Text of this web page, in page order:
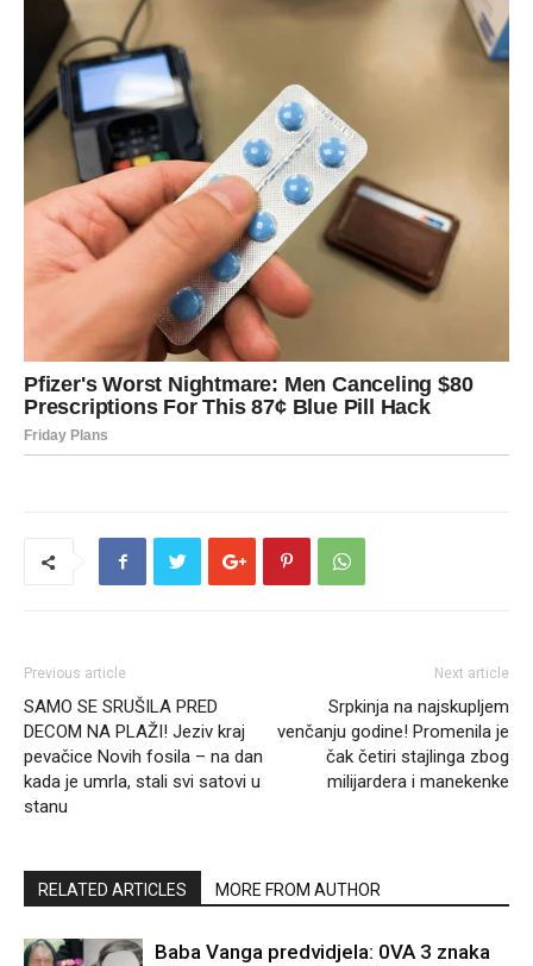
Previous article
SAMO SE SRUŠILA PRED
DECOM NA PLAŽI! Jeziv kraj
pevačice Novih fosila – na dan
kada je umrla, stali svi satovi u
stanu
Next article
Srpkinja na najskupljem
venčanju godine! Promenila je
čak četiri stajlinga zbog
milijardera i manekenke
RELATED ARTICLES MORE FROM AUTHOR
Baba Vanga predvidjela: 0VA 3 znaka